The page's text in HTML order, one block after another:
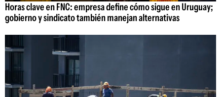
Horas clave en FNC: empresa define cómo sigue en Uruguay;
gobierno y sindicato también manejan alternativas